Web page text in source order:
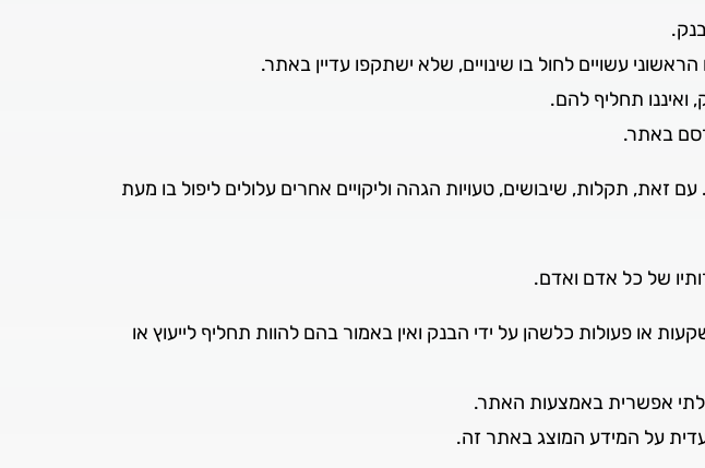
עשויים לחול בו שינויים, שלא ישתקפו עדיין באתר.
תחליף להם.
באתר.
תקלות, שיבושים, טעויות הגהה וליקויים אחרים עלולים ליפול בו מעת
או פעולות כלשהן על ידי הבנק ואין באמור בהם להוות תחליף לייעוץ או
בלתי אפשרית באמצעות האתר.
על המידע המוצג באתר זה.